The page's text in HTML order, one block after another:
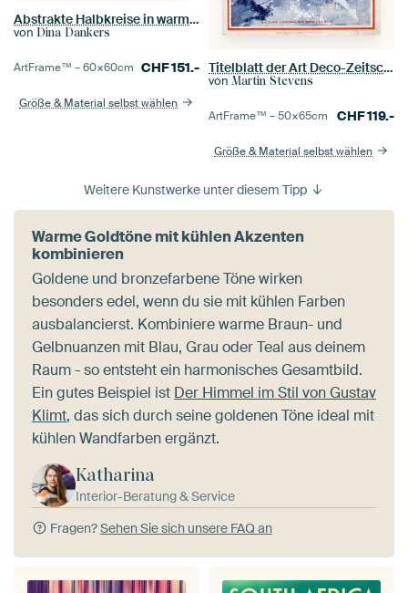
Abstrakte Halbkreise in warmem Blaugrau, Schwarz und Off-White. Moderne geometrische Illustration.
von Dina Dankers
ArtFrame™ –60×60cm CHF151.-
Größe & Material selbst wählen
Titelblatt der Art Deco-Zeitschrift La Vie Parisienne, 7. Januar 1922
von Martin Stevens
ArtFrame™ –50×65cm CHF119.-
Größe & Material selbst wählen
Weitere Kunstwerke unter diesem Tipp
Warme Goldtöne mit kühlen Akzenten
kombinieren
Goldene und bronzefarbene Töne wirken
besonders edel, wenn du sie mit kühlen Farben
ausbalancierst. Kombiniere warme Braun- und
Gelbnuanzen mit Blau, Grau oder Teal aus deinem
Raum - so entsteht ein harmonisches Gesamtbild.
Ein gutes Beispiel ist Der Himmel im Stil von Gustav
Klimt, das sich durch seine goldenen Töne ideal mit
kühlen Wandfarben ergänzt.
Katharina
Interior-Beratung & Service
Fragen?Sehen Sie sich unsere FAQ an